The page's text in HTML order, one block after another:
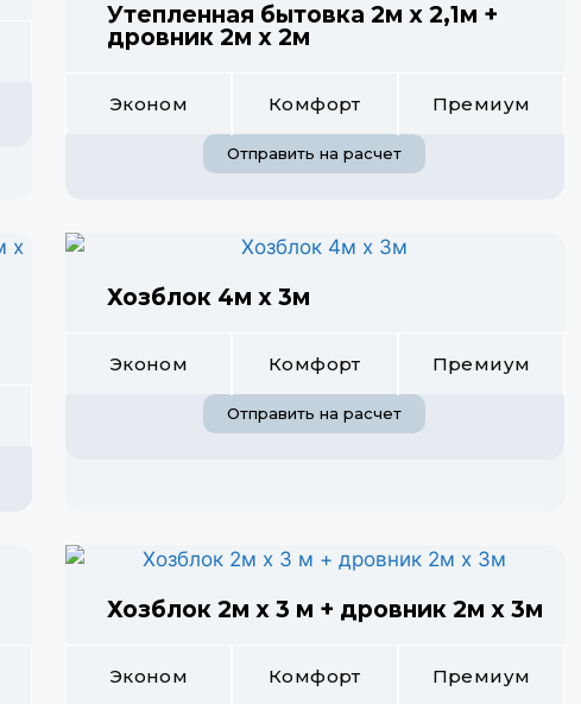
Утепленная бытовка 2м х 2,1м +
дровник 2м х 2м
Эконом Комфорт Премиум
Отправить на расчет
Хозблок 4м х 3м
Эконом Комфорт Премиум
Отправить на расчет
Хозблок 2м х 3 м + дровник 2м х 3м
Эконом Комфорт Премиум